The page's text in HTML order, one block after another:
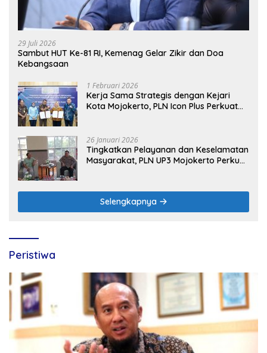
29 Juli 2026
Sambut HUT Ke-81 RI, Kemenag Gelar Zikir dan Doa
Kebangsaan
1 Februari 2026
Kerja Sama Strategis dengan Kejari
Kota Mojokerto, PLN Icon Plus Perkuat
26 Januari 2026
Tingkatkan Pelayanan dan Keselamatan
Masyarakat, PLN UP3 Mojokerto Perkuat
Selengkapnya
Peristiwa